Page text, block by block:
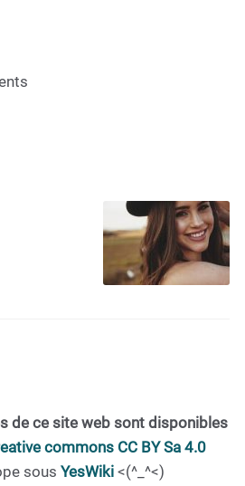
de ce site web sont disponibles
commons CC BY Sa 4.0
sous YesWiki <(^_^<)